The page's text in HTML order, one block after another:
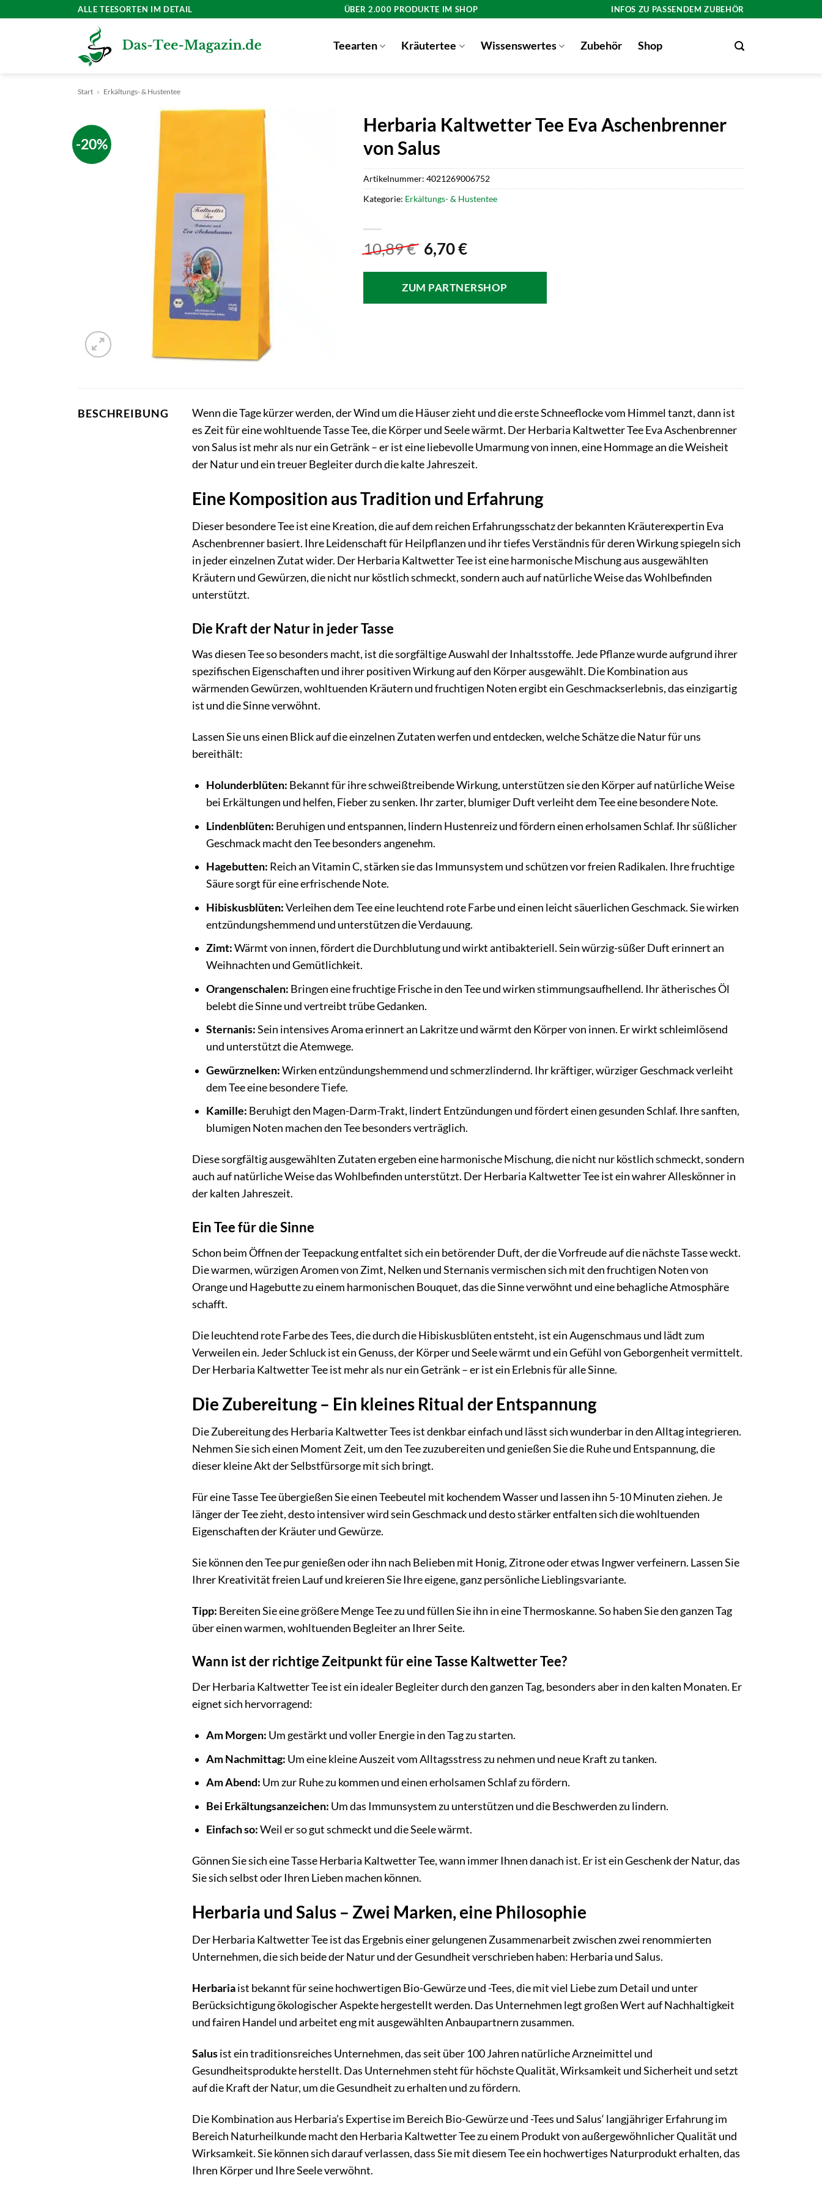
ALLE TEESORTEN IM DETAIL ÜBER 2.000 PRODUKTE IM SHOP INFOS ZU PASSENDEM ZUBEHÖR
Teearten Kräutertee Wissenswertes Zubehör Shop
Start » Erkältungs- & Hustentee
-20%
Herbaria Kaltwetter Tee Eva Aschenbrenner
von Salus
10,89€ Ursprünglicher
war:
10,89 €
6,70€Aktueller
ist:
6,70 €.
ZUM PARTNERSHOP
Artikelnummer: 4021269006752
Kategorie: Erkältungs- & Hustentee
BESCHREIBUNG
Wenn die Tage kürzer werden, der Wind um die Häuser zieht und die erste Schneeflocke vom Himmel tanzt, dann ist
es Zeit für eine wohltuende Tasse Tee, die Körper und Seele wärmt. Der Herbaria Kaltwetter Tee Eva Aschenbrenner
von Salus ist mehr als nur ein Getränk – er ist eine liebevolle Umarmung von innen, eine Hommage an die Weisheit
der Natur und ein treuer Begleiter durch die kalte Jahreszeit.
Eine Komposition aus Tradition und Erfahrung
Dieser besondere Tee ist eine Kreation, die auf dem reichen Erfahrungsschatz der bekannten Kräuterexpertin Eva
Aschenbrenner basiert. Ihre Leidenschaft für Heilpflanzen und ihr tiefes Verständnis für deren Wirkung spiegeln sich
in jeder einzelnen Zutat wider. Der Herbaria Kaltwetter Tee ist eine harmonische Mischung aus ausgewählten
Kräutern und Gewürzen, die nicht nur köstlich schmeckt, sondern auch auf natürliche Weise das Wohlbefinden
unterstützt.
Die Kraft der Natur in jeder Tasse
Was diesen Tee so besonders macht, ist die sorgfältige Auswahl der Inhaltsstoffe. Jede Pflanze wurde aufgrund ihrer
spezifischen Eigenschaften und ihrer positiven Wirkung auf den Körper ausgewählt. Die Kombination aus
wärmenden Gewürzen, wohltuenden Kräutern und fruchtigen Noten ergibt ein Geschmackserlebnis, das einzigartig
ist und die Sinne verwöhnt.
Lassen Sie uns einen Blick auf die einzelnen Zutaten werfen und entdecken, welche Schätze die Natur für uns
bereithält:
Holunderblüten: Bekannt für ihre schweißtreibende Wirkung, unterstützen sie den Körper auf natürliche Weise
bei Erkältungen und helfen, Fieber zu senken. Ihr zarter, blumiger Duft verleiht dem Tee eine besondere Note.
Lindenblüten: Beruhigen und entspannen, lindern Hustenreiz und fördern einen erholsamen Schlaf. Ihr süßlicher
Geschmack macht den Tee besonders angenehm.
Hagebutten: Reich an Vitamin C, stärken sie das Immunsystem und schützen vor freien Radikalen. Ihre fruchtige
Säure sorgt für eine erfrischende Note.
Hibiskusblüten:Verleihen dem Tee eine leuchtend rote Farbe und einen leicht säuerlichen Geschmack. Sie wirken
entzündungshemmend und unterstützen die Verdauung.
Zimt:Wärmt von innen, fördert die Durchblutung und wirkt antibakteriell. Sein würzig-süßer Duft erinnert an
Weihnachten und Gemütlichkeit.
Orangenschalen: Bringen eine fruchtige Frische in den Tee und wirken stimmungsaufhellend. Ihr ätherisches Öl
belebt die Sinne und vertreibt trübe Gedanken.
Sternanis:Sein intensives Aroma erinnert an Lakritze und wärmt den Körper von innen. Er wirkt schleimlösend
und unterstützt die Atemwege.
Gewürznelken:Wirken entzündungshemmend und schmerzlindernd. Ihr kräftiger, würziger Geschmack verleiht
dem Tee eine besondere Tiefe.
Kamille: Beruhigt den Magen-Darm-Trakt, lindert Entzündungen und fördert einen gesunden Schlaf. Ihre sanften,
blumigen Noten machen den Tee besonders verträglich.
Diese sorgfältig ausgewählten Zutaten ergeben eine harmonische Mischung, die nicht nur köstlich schmeckt, sondern
auch auf natürliche Weise das Wohlbefinden unterstützt. Der Herbaria Kaltwetter Tee ist ein wahrer Alleskönner in
der kalten Jahreszeit.
Ein Tee für die Sinne
Schon beim Öffnen der Teepackung entfaltet sich ein betörender Duft, der die Vorfreude auf die nächste Tasse weckt.
Die warmen, würzigen Aromen von Zimt, Nelken und Sternanis vermischen sich mit den fruchtigen Noten von
Orange und Hagebutte zu einem harmonischen Bouquet, das die Sinne verwöhnt und eine behagliche Atmosphäre
schafft.
Die leuchtend rote Farbe des Tees, die durch die Hibiskusblüten entsteht, ist ein Augenschmaus und lädt zum
Verweilen ein. Jeder Schluck ist ein Genuss, der Körper und Seele wärmt und ein Gefühl von Geborgenheit vermittelt.
Der Herbaria Kaltwetter Tee ist mehr als nur ein Getränk – er ist ein Erlebnis für alle Sinne.
Die Zubereitung – Ein kleines Ritual der Entspannung
Die Zubereitung des Herbaria Kaltwetter Tees ist denkbar einfach und lässt sich wunderbar in den Alltag integrieren.
Nehmen Sie sich einen Moment Zeit, um den Tee zuzubereiten und genießen Sie die Ruhe und Entspannung, die
dieser kleine Akt der Selbstfürsorge mit sich bringt.
Für eine Tasse Tee übergießen Sie einen Teebeutel mit kochendem Wasser und lassen ihn 5-10 Minuten ziehen. Je
länger der Tee zieht, desto intensiver wird sein Geschmack und desto stärker entfalten sich die wohltuenden
Eigenschaften der Kräuter und Gewürze.
Sie können den Tee pur genießen oder ihn nach Belieben mit Honig, Zitrone oder etwas Ingwer verfeinern. Lassen Sie
Ihrer Kreativität freien Lauf und kreieren Sie Ihre eigene, ganz persönliche Lieblingsvariante.
Tipp: Bereiten Sie eine größere Menge Tee zu und füllen Sie ihn in eine Thermoskanne. So haben Sie den ganzen Tag
über einen warmen, wohltuenden Begleiter an Ihrer Seite.
Wann ist der richtige Zeitpunkt für eine Tasse Kaltwetter Tee?
Der Herbaria Kaltwetter Tee ist ein idealer Begleiter durch den ganzen Tag, besonders aber in den kalten Monaten. Er
eignet sich hervorragend:
Am Morgen: Um gestärkt und voller Energie in den Tag zu starten.
Am Nachmittag: Um eine kleine Auszeit vom Alltagsstress zu nehmen und neue Kraft zu tanken.
Am Abend: Um zur Ruhe zu kommen und einen erholsamen Schlaf zu fördern.
Bei Erkältungsanzeichen: Um das Immunsystem zu unterstützen und die Beschwerden zu lindern.
Einfach so:Weil er so gut schmeckt und die Seele wärmt.
Gönnen Sie sich eine Tasse Herbaria Kaltwetter Tee, wann immer Ihnen danach ist. Er ist ein Geschenk der Natur, das
Sie sich selbst oder Ihren Lieben machen können.
Herbaria und Salus – Zwei Marken, eine Philosophie
Der Herbaria Kaltwetter Tee ist das Ergebnis einer gelungenen Zusammenarbeit zwischen zwei renommierten
Unternehmen, die sich beide der Natur und der Gesundheit verschrieben haben: Herbaria und Salus.
Herbariaist bekannt für seine hochwertigen Bio-Gewürze und -Tees, die mit viel Liebe zum Detail und unter
Berücksichtigung ökologischer Aspekte hergestellt werden. Das Unternehmen legt großen Wert auf Nachhaltigkeit
und fairen Handel und arbeitet eng mit ausgewählten Anbaupartnern zusammen.
Salusist ein traditionsreiches Unternehmen, das seit über 100 Jahren natürliche Arzneimittel und
Gesundheitsprodukte herstellt. Das Unternehmen steht für höchste Qualität, Wirksamkeit und Sicherheit und setzt
auf die Kraft der Natur, um die Gesundheit zu erhalten und zu fördern.
Die Kombination aus Herbaria’s Expertise im Bereich Bio-Gewürze und -Tees und Salus‘ langjähriger Erfahrung im
Bereich Naturheilkunde macht den Herbaria Kaltwetter Tee zu einem Produkt von außergewöhnlicher Qualität und
Wirksamkeit. Sie können sich darauf verlassen, dass Sie mit diesem Tee ein hochwertiges Naturprodukt erhalten, das
Ihren Körper und Ihre Seele verwöhnt.